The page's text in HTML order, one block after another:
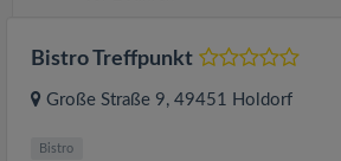
Bistro Treffpunkt
Große Straße 9, 49451 Holdorf
Bistro